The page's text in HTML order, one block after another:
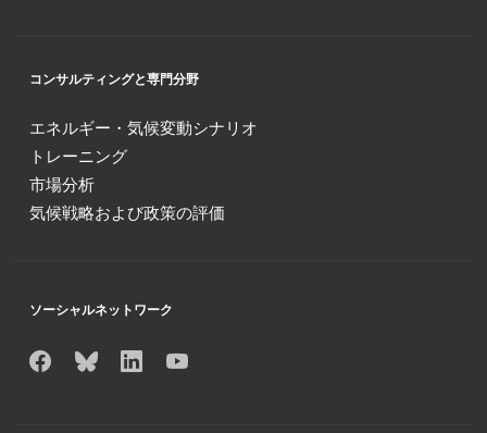
コンサルティングと専門分野
エネルギー・気候変動シナリオ
トレーニング
市場分析
気候戦略および政策の評価
ソーシャルネットワーク